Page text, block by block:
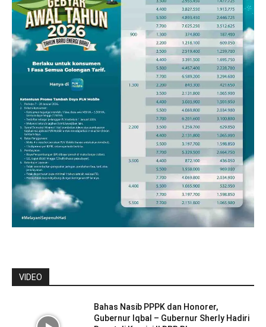
VIDEO
Bahas Nasib PPPK dan Honorer,
Gubernur Iqbal – Gubernur Sherly Hadiri